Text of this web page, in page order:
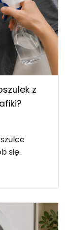
z
się